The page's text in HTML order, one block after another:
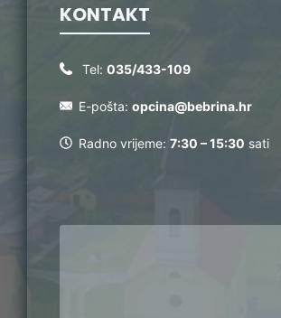
KONTAKT
Tel: 035/433-109
E-pošta: opcina@bebrina.hr
Radno vrijeme: 7:30 – 15:30 sati